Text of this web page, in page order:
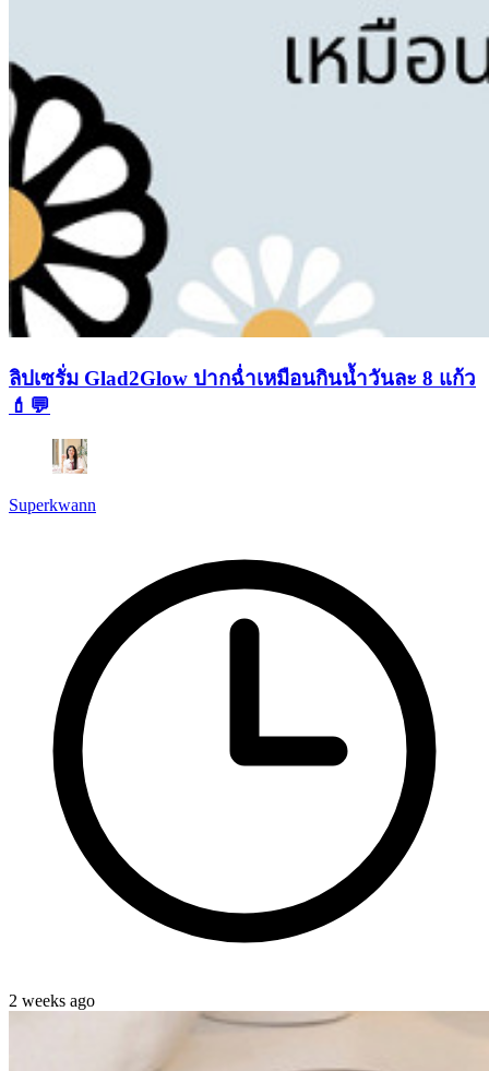
ลิปเซรั่ม Glad2Glow ปากฉ่ำเหมือนกินน้ำวันละ 8 แก้ว
💄💬
Superkwann
2 weeks ago